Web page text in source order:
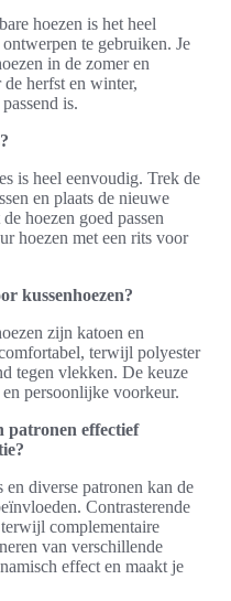
hoezen is het heel
te gebruiken. Je
in de zomer en
herfst en winter,
is.
is heel eenvoudig. Trek de
en plaats de nieuwe
hoezen goed passen
hoezen met een rits voor
kussenhoezen?
zijn katoen en
terwijl polyester
tegen vlekken. De keuze
persoonlijke voorkeur.
patronen effectief
diverse patronen kan de
Contrasterende
complementaire
van verschillende
effect en maakt je